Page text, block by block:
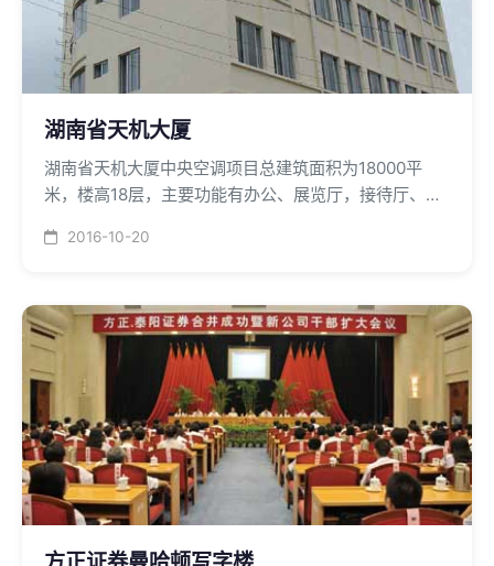
湖南省天机大厦
湖南省天机大厦中央空调项目总建筑面积为18000平
米，楼高18层，主要功能有办公、展览厅，接待厅、会
2016-10-20